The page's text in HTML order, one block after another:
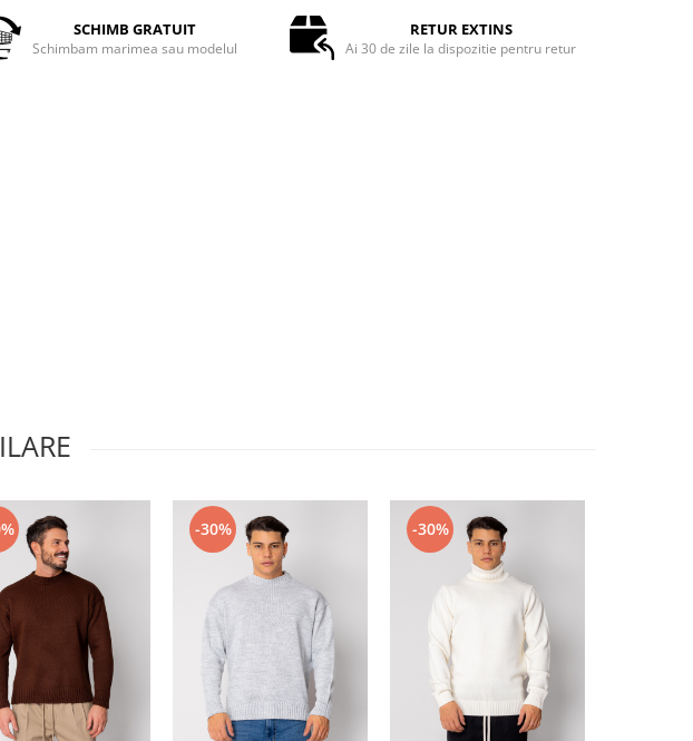
SCHIMB GRATUIT
Schimbam marimea sau modelul
RETUR EXTINS
Ai 30 de zile la dispozitie pentru retur
-30% -30%